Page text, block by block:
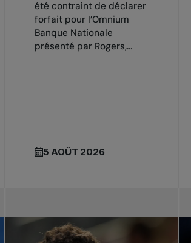
été contraint de déclarer
forfait pour l’Omnium
Banque Nationale
présenté par Rogers,...
5 AOÛT 2026